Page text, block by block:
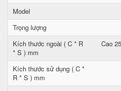
Model
Trọng lượng
Kích thước ngoài ( C * R
* S ) mm
Cao
Kích thước sử dụng ( C *
R * S ) mm